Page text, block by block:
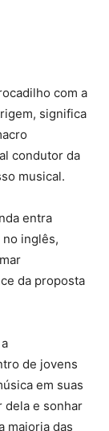
com a
significa
condutor da
musical.
entra
inglês,
da proposta
de jovens
em suas
dela e sonhar
maioria das